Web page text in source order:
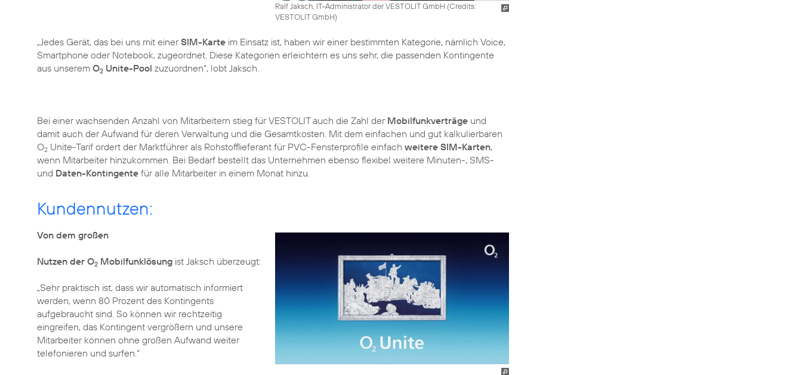
Ralf Jaksch, IT-Administrator der VESTOLIT GmbH (Credits:
VESTOLIT GmbH)
„Jedes Gerät, das bei uns mit einerSIM-Karte im Einsatz ist, haben wir einer bestimmten Kategorie, nämlich Voice,
Smartphone oder Notebook, zugeordnet. Diese Kategorien erleichtern es uns sehr, die passenden Kontingente
aus unserem O2 Unite-Pool zuzuordnen“, lobt Jaksch.
Bei einer wachsenden Anzahl von Mitarbeitern stieg für VESTOLIT auch die Zahl der Mobilfunkverträge und
damit auch der Aufwand für deren Verwaltung und die Gesamtkosten. Mit dem einfachen und gut kalkulierbaren
O2 Unite-Tarif ordert der Marktführer als Rohstofflieferant für PVC-Fensterprofile einfach weitere SIM-Karten,
wenn Mitarbeiter hinzukommen. Bei Bedarf bestellt das Unternehmen ebenso flexibel weitere Minuten-, SMS-
und Daten-Kontingente für alle Mitarbeiter in einem Monat hinzu.
Kundennutzen:
Von dem großen
Nutzen der O2 Mobilfunklösung ist Jaksch überzeugt:
„Sehr praktisch ist, dass wir automatisch informiert
werden, wenn 80 Prozent des Kontingents
aufgebraucht sind. So können wir rechtzeitig
eingreifen, das Kontingent vergrößern und unsere
Mitarbeiter können ohne großen Aufwand weiter
telefonieren und surfen.“